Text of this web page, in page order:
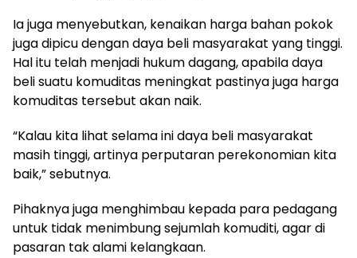
Ia juga menyebutkan, kenaikan harga bahan pokok
juga dipicu dengan daya beli masyarakat yang tinggi.
Hal itu telah menjadi hukum dagang, apabila daya
beli suatu komuditas meningkat pastinya juga harga
komuditas tersebut akan naik.
“Kalau kita lihat selama ini daya beli masyarakat
masih tinggi, artinya perputaran perekonomian kita
baik,” sebutnya.
Pihaknya juga menghimbau kepada para pedagang
untuk tidak menimbung sejumlah komuditi, agar di
pasaran tak alami kelangkaan.